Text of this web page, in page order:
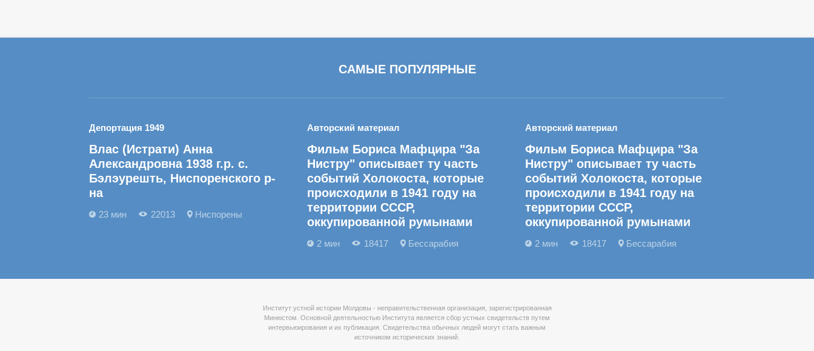
САМЫЕ ПОПУЛЯРНЫЕ
Депортация 1949
Влас (Истрати) Анна
Александровна 1938 г.р. с.
Бэлэурешть, Ниспоренского р-
на
23 мин 22013 Ниспорены
Авторский материал
Фильм Бориса Мафцира "За
Нистру" описывает ту часть
событий Холокоста, которые
происходили в 1941 году на
территории СССР,
оккупированной румынами
2 мин 18417 Бессарабия
Авторский материал
Фильм Бориса Мафцира "За
Нистру" описывает ту часть
событий Холокоста, которые
происходили в 1941 году на
территории СССР,
оккупированной румынами
2 мин 18417 Бессарабия
Институт устной истории Молдовы - неправительственная организация, зарегистрированная
Минюстом. Основной деятельностью Института является сбор устных свидетельств путем
интервьюирования и их публикация. Свидетельства обычных людей могут стать важным
источником исторических знаний.